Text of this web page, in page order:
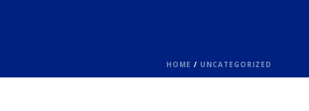
HOME / UNCATEGORIZED